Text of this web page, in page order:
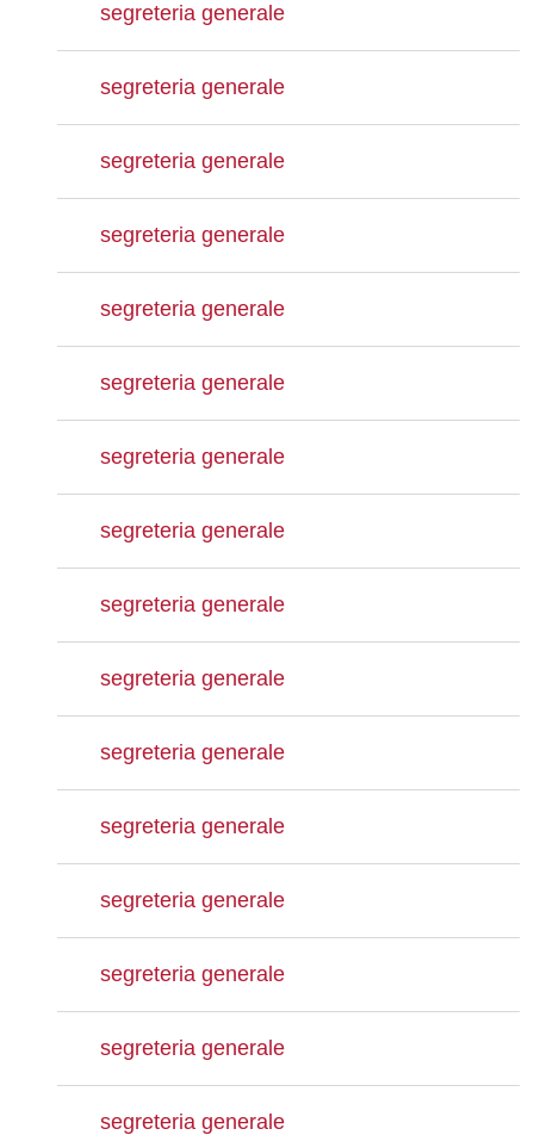
segreteria generale
segreteria generale
segreteria generale
segreteria generale
segreteria generale
segreteria generale
segreteria generale
segreteria generale
segreteria generale
segreteria generale
segreteria generale
segreteria generale
segreteria generale
segreteria generale
segreteria generale
segreteria generale